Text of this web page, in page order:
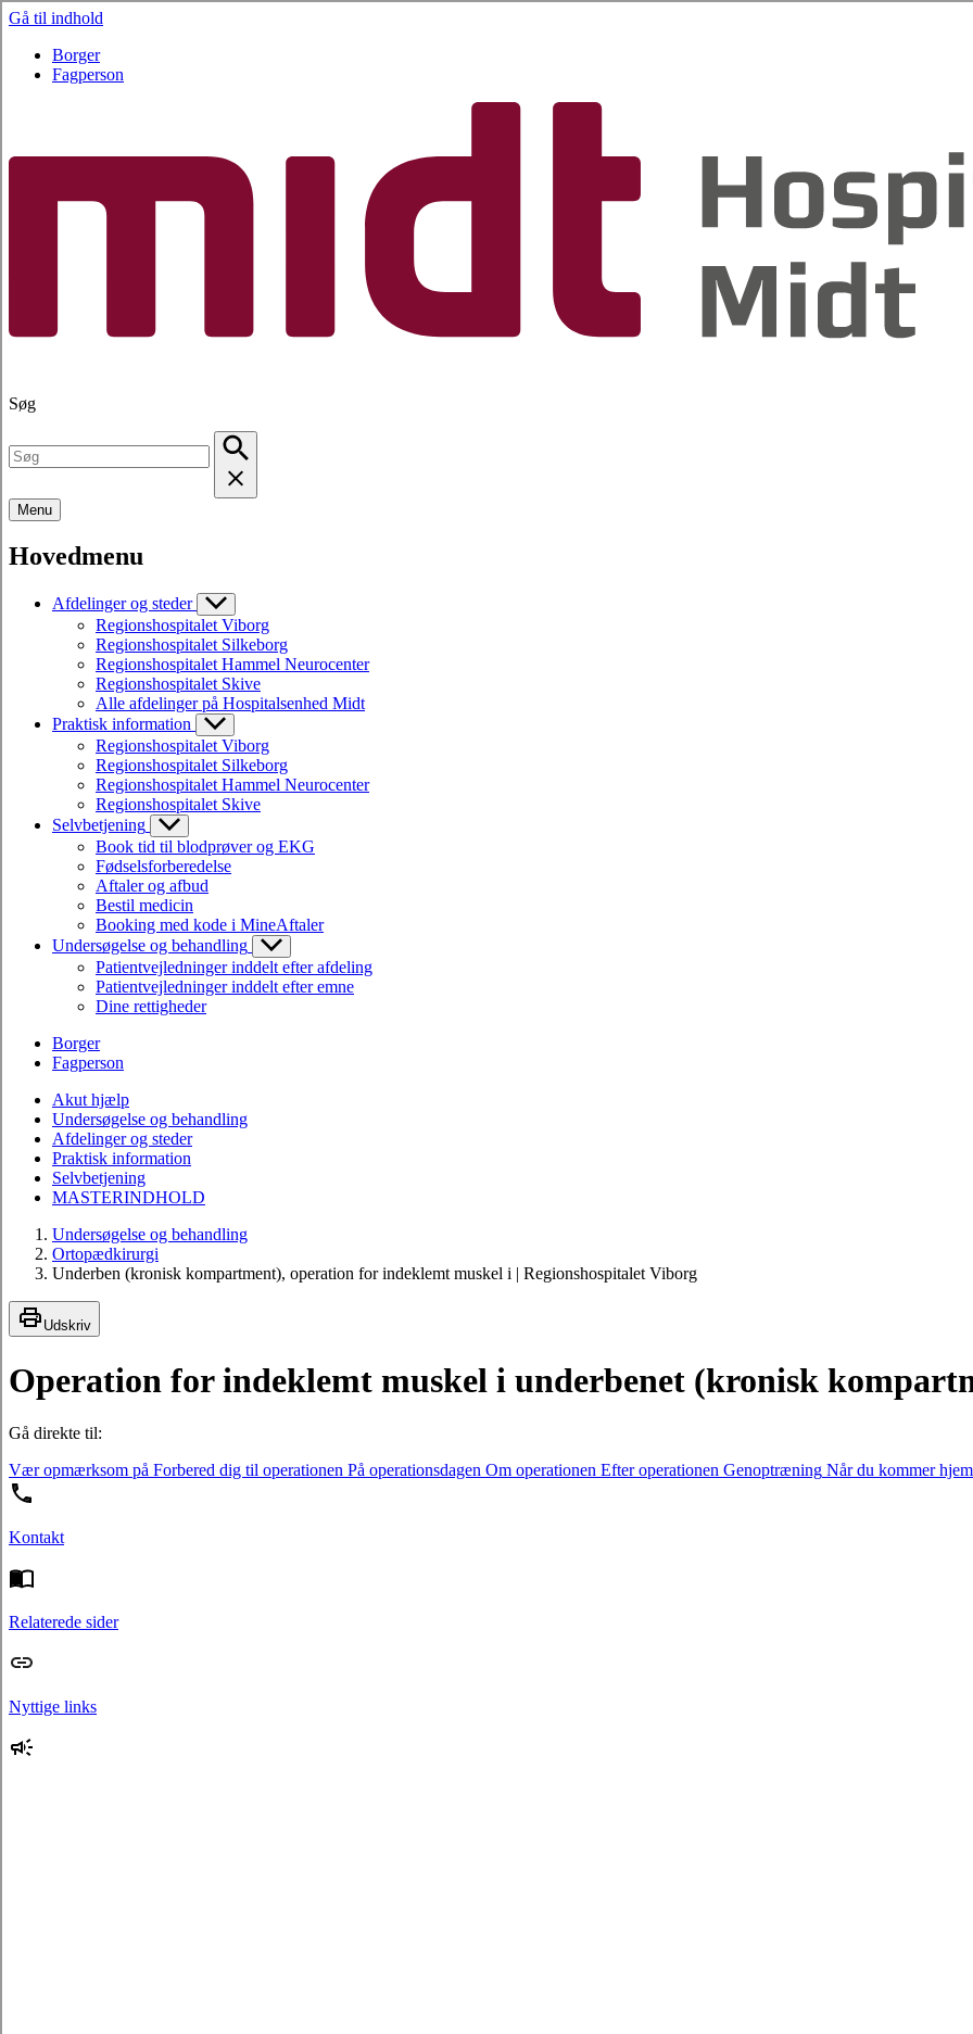
Gå til indhold
Borger
Fagperson
Søg
Menu
Hovedmenu
Afdelinger og steder
Regionshospitalet Viborg
Regionshospitalet Silkeborg
Regionshospitalet Hammel Neurocenter
Regionshospitalet Skive
Alle afdelinger på Hospitalsenhed Midt
Praktisk information
Regionshospitalet Viborg
Regionshospitalet Silkeborg
Regionshospitalet Hammel Neurocenter
Regionshospitalet Skive
Selvbetjening
Book tid til blodprøver og EKG
Fødselsforberedelse
Aftaler og afbud
Bestil medicin
Booking med kode i MineAftaler
Undersøgelse og behandling
Patientvejledninger inddelt efter afdeling
Patientvejledninger inddelt efter emne
Dine rettigheder
Borger
Fagperson
Akut hjælp
Undersøgelse og behandling
Afdelinger og steder
Praktisk information
Selvbetjening
MASTERINDHOLD
Undersøgelse og behandling
Ortopædkirurgi
Underben (kronisk kompartment), operation for indeklemt muskel i | Regionshospitalet Viborg
Udskriv
Operation for indeklemt muskel i underbenet (kronisk
Gå direkte til:
Vær opmærksom på Forbered dig til operationen På operationsdagen Om operationen Efter operationen Genoptræning Når du kommer hjem
Kontakt
Relaterede sider
Nyttige links